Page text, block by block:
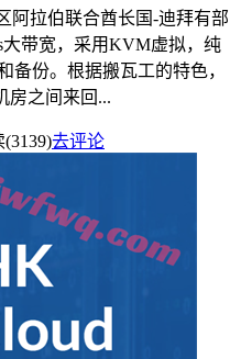
阿拉伯联合酋长国-迪拜有部
大带宽，采用KVM虚拟，纯
备份。根据搬瓦工的特色，
房之间来回...
(3139)去评论